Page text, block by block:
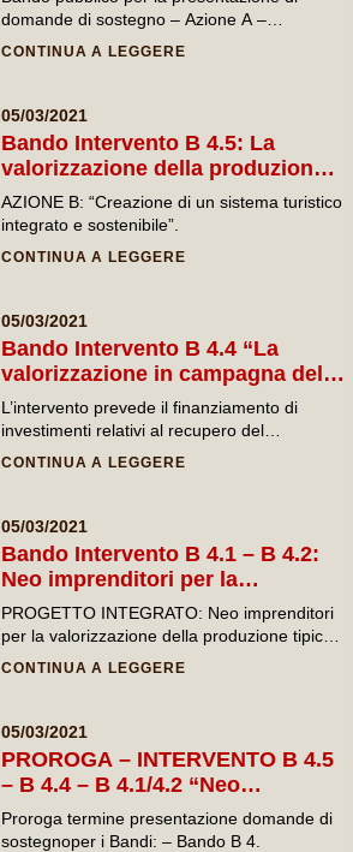
del Primitivo
domande di sostegno – Azione A –
Intervento A 1.
CONTINUA A LEGGERE
05/03/2021
Bando Intervento B 4.5: La
valorizzazione della produzione
tipica locale attraverso la catena
della ristorazione
AZIONE B: “Creazione di un sistema turistico
integrato e sostenibile”.
CONTINUA A LEGGERE
05/03/2021
Bando Intervento B 4.4 “La
valorizzazione in campagna delle
tradizioni e delle produzioni
tipiche”
L’intervento prevede il finanziamento di
investimenti relativi al recupero del
patrimonio architettonico diffuso nelle aree
costruzioni quali “casodde”, pajare, trulli, e
dai luoghi in cui si svolgevano
attività, mestieri e manifestazioni della vita
materiale, sociale e spirituale, quali fabbricati
rurali, frantoi ipogei, palmenti, granai, tratturi,
jazzi, antichi acquari, cappelle, ed in
generale, le più varie testimonianze del
e allestimenti di scene di vita rurale
tradizionale, compresa la realizzazione di
spazi per la degustazione dei prodotti.
CONTINUA A LEGGERE
05/03/2021
Bando Intervento B 4.1 – B 4.2:
Neo imprenditori per la
valorizzazione della produzione
tipica locale
PROGETTO INTEGRATO: Neo imprenditori
per la valorizzazione della produzione tipica
locale INTERVENTO B 4.
CONTINUA A LEGGERE
05/03/2021
PROROGA – INTERVENTO B 4.5
– B 4.4 – B 4.1/4.2 “Neo
imprenditori per la valorizzazione
della produzione tipica locale”
Proroga termine presentazione domande di
sostegnoper i Bandi: – Bando B 4.